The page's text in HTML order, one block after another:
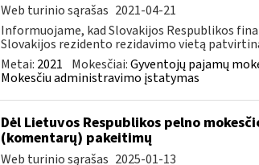
Web turinio sąrašas 2021-04-21
Informuojame, kad Slovakijos Respublikos
Slovakijos rezidento rezidavimo vietą
Metai: 2021 Mokesčiai:Gyventojų pajamų
Mokesčiu administravimo įstatymas
Dėl Lietuvos Respublikos pelno
(komentarų) pakeitimų
Web turinio sąrašas 2025-01-13